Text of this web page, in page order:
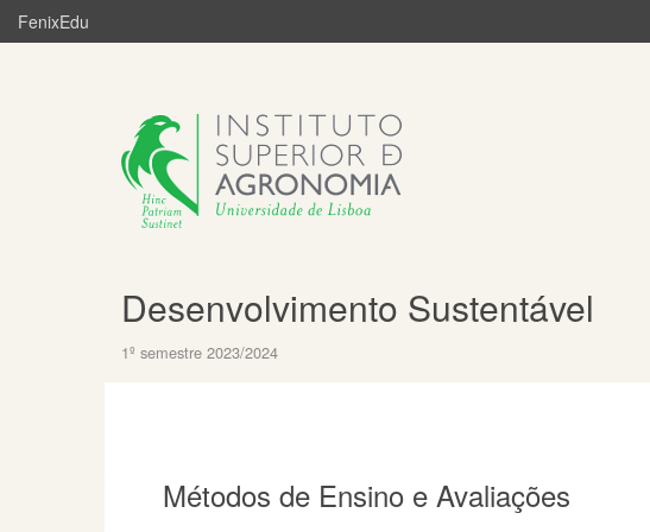
FenixEdu
Desenvolvimento Sustentável
1º semestre 2023/2024
Métodos de Ensino e Avaliações